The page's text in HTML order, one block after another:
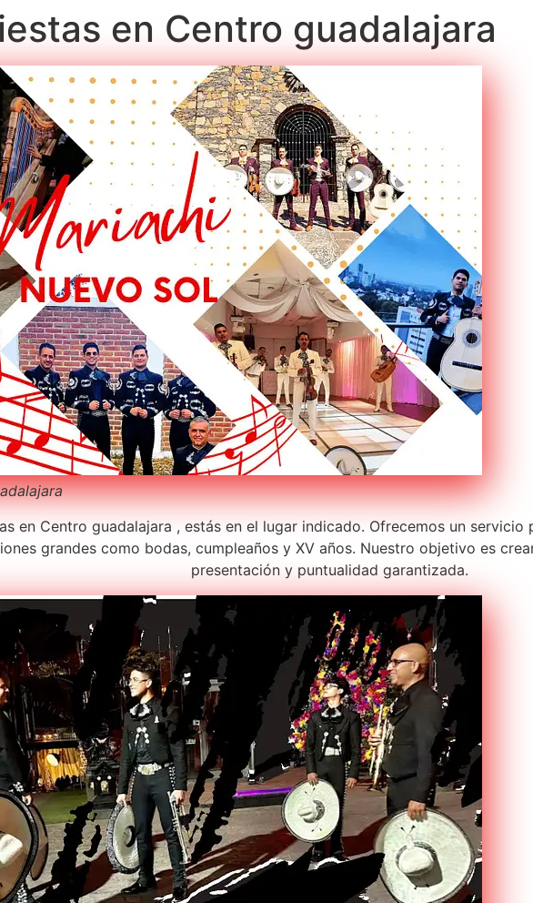
en Centro guadalajara
en Centro guadalajara , estás en el lugar indicado. Ofrecemos un
grandes como bodas, cumpleaños y XV años. Nuestro objetivo es
presentación y puntualidad garantizada.